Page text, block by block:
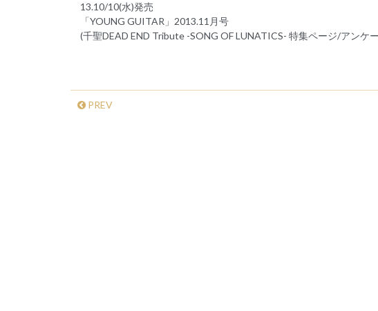
13.10/10(水)発売
「YOUNG GUITAR」2013.11月号
(千聖DEAD END Tribute -SONG OF LUNATICS- 特集ページ/アンケ
PREV